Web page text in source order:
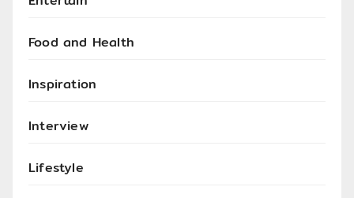
Food and Health
Inspiration
Interview
Lifestyle